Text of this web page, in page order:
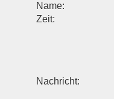
Name:
Zeit:
Nachricht: